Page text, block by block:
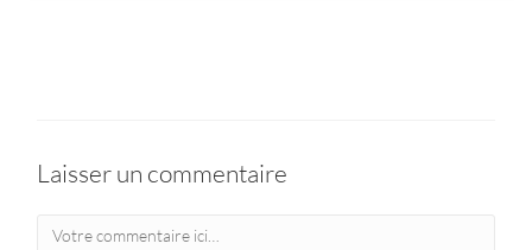
Laisser un commentaire